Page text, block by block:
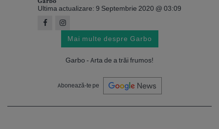
Garbo
Ultima actualizare: 9 Septembrie 2020 @ 03:09
Mai multe despre Garbo
Garbo - Arta de a trăi frumos!
Abonează-te pe